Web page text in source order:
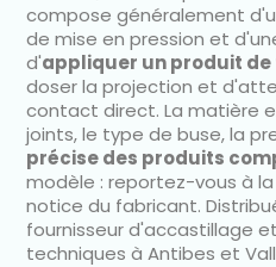
compose généralement
de mise en pression et
d'appliquer un produit
doser la projection et
contact direct. La matière
joints, le type de buse, la
précise des produits
modèle : reportez-vous à
notice du fabricant.
fournisseur d'accastillage
techniques à Antibes et